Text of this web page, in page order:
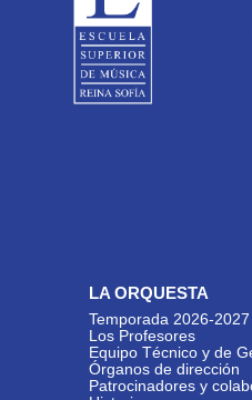
LA ORQUESTA
Temporada 2026-2027
Los Profesores
Equipo Técnico y de
Órganos de dirección
Patrocinadores y